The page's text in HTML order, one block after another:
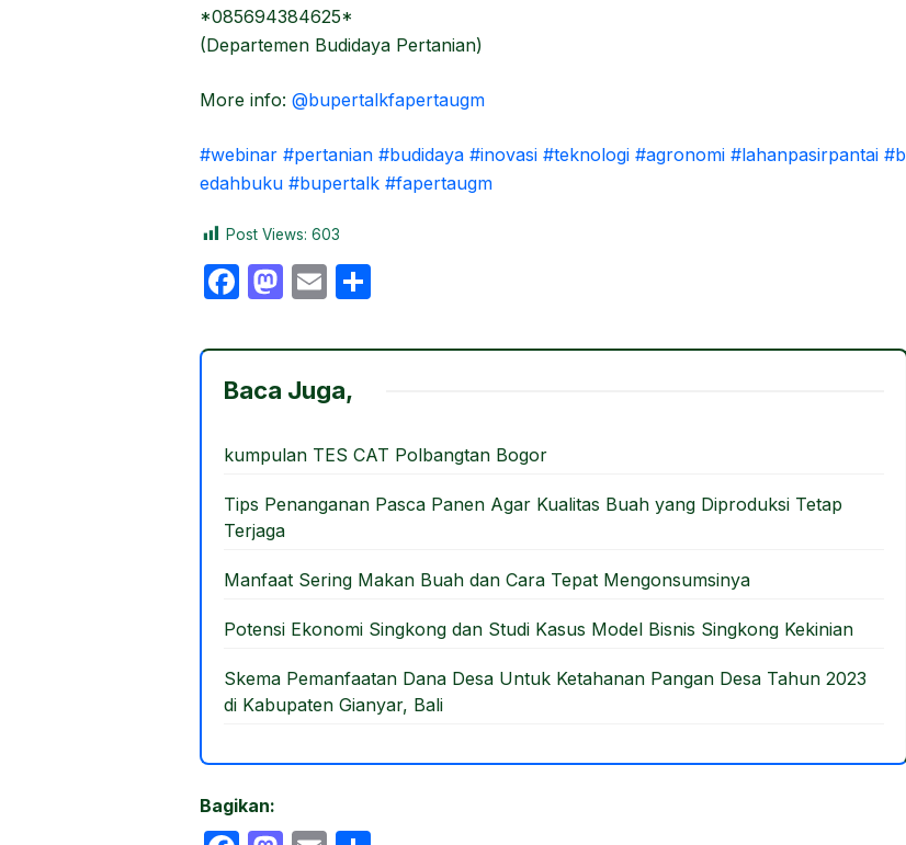
*085694384625*
(Departemen Budidaya Pertanian)
More info: @bupertalkfapertaugm
#webinar #pertanian #budidaya #inovasi #teknologi #agronomi #lahanpasirpantai #b
edahbuku #bupertalk #fapertaugm
Post Views: 603
F
c
e
o
o
k
M
st
o
o
n
E
ail ar
Baca Juga,
kumpulan TES CAT Polbangtan Bogor
Tips Penanganan Pasca Panen Agar Kualitas Buah yang Diproduksi Tetap
Terjaga
Manfaat Sering Makan Buah dan Cara Tepat Mengonsumsinya
Potensi Ekonomi Singkong dan Studi Kasus Model Bisnis Singkong Kekinian
Skema Pemanfaatan Dana Desa Untuk Ketahanan Pangan Desa Tahun 2023
di Kabupaten Gianyar, Bali
Bagikan: